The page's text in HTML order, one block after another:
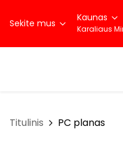
Sekite mus Kaunas
Karaliaus
Titulinis PC planas